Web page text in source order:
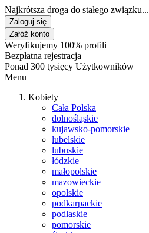
Najkrótsza droga do stałego związku...
Zaloguj się
Załóż konto
Weryfikujemy 100% profili
Bezpłatna rejestracja
Ponad 300 tysięcy Użytkowników
Menu
Kobiety
Cała Polska
dolnośląskie
kujawsko-pomorskie
lubelskie
lubuskie
łódzkie
małopolskie
mazowieckie
opolskie
podkarpackie
podlaskie
pomorskie